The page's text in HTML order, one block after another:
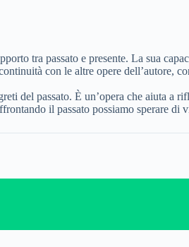
tra passato e presente. La sua
con le altre opere dell’autore,
del passato. È un’opera che aiuta a
il passato possiamo sperare di